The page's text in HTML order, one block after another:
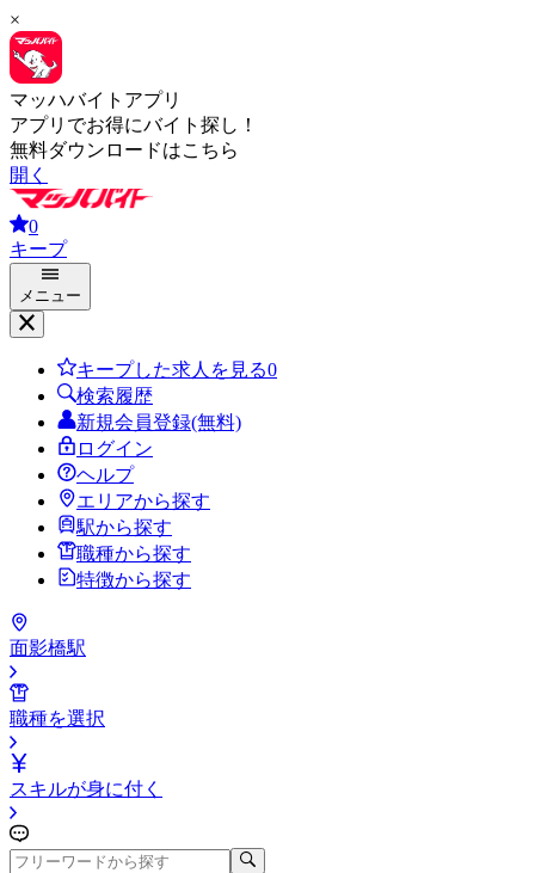
×
マッハバイトアプリ
アプリでお得にバイト探し！
無料ダウンロードはこちら
開く
0
キープ
メニュー
キープした求人を見る0
検索履歴
新規会員登録(無料)
ログイン
ヘルプ
エリアから探す
駅から探す
職種から探す
特徴から探す
面影橋駅
職種を選択
スキルが身に付く